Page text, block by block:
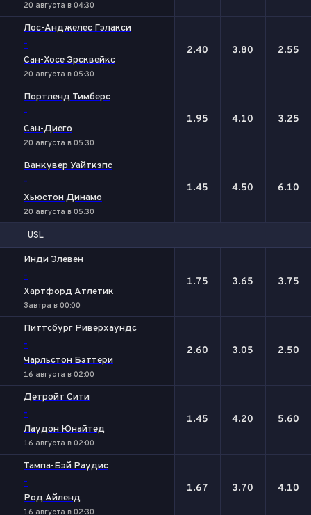
20 августа в 04:30
Лос-Анджелес Гэлакси
-
Сан-Хосе Эрсквейкс
20 августа в 05:30
2.40 3.80 2.55
Портленд Тимберс
-
Сан-Диего
20 августа в 05:30
1.95 4.10 3.25
Ванкувер Уайткэпс
-
Хьюстон Динамо
20 августа в 05:30
1.45 4.50 6.10
USL
Инди Элевен
-
Хартфорд Атлетик
Завтра в 00:00
1.75 3.65 3.75
Питтсбург Риверхаундс
-
Чарльстон Бэттери
16 августа в 02:00
2.60 3.05 2.50
Детройт Сити
-
Лаудон Юнайтед
16 августа в 02:00
1.45 4.20 5.60
Тампа-Бэй Рaудис
-
Род Айленд
16 августа в 02:30
1.67 3.70 4.10